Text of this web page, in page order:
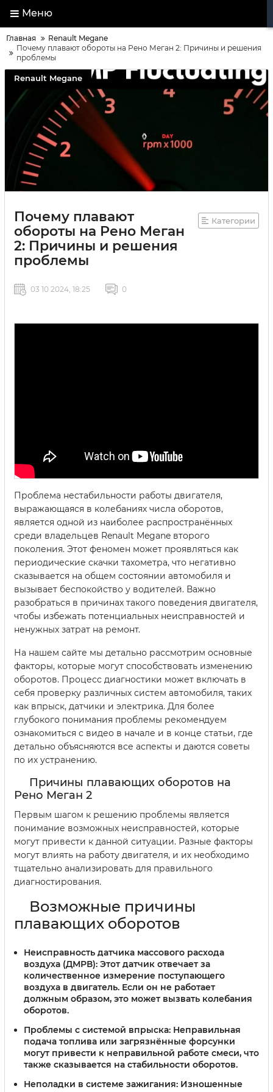
Меню
Главная
Renault Megane
Почему плавают обороты на Рено Меган 2: Причины и решения
проблемы
Renault Megane
Почему плавают
обороты на Рено Меган
2: Причины и решения
проблемы
Категории
03 10 2024, 18:25 0
Проблема нестабильности работы двигателя,
выражающаяся в колебаниях числа оборотов,
является одной из наиболее распространённых
среди владельцев Renault Megane второго
поколения. Этот феномен может проявляться как
периодические скачки тахометра, что негативно
сказывается на общем состоянии автомобиля и
вызывает беспокойство у водителей. Важно
разобраться в причинах такого поведения двигателя,
чтобы избежать потенциальных неисправностей и
ненужных затрат на ремонт.
На нашем сайте мы детально рассмотрим основные
факторы, которые могут способствовать изменению
оборотов. Процесс диагностики может включать в
себя проверку различных систем автомобиля, таких
как впрыск, датчики и электрика. Для более
глубокого понимания проблемы рекомендуем
ознакомиться с видео в начале и в конце статьи, где
детально объясняются все аспекты и даются советы
по их устранению.
Причины плавающих оборотов на
Рено Меган 2
Первым шагом к решению проблемы является
понимание возможных неисправностей, которые
могут привести к данной ситуации. Разные факторы
могут влиять на работу двигателя, и их необходимо
тщательно анализировать для правильного
диагностирования.
Возможные причины
плавающих оборотов
Неисправность датчика массового расхода
воздуха (ДМРВ): Этот датчик отвечает за
количественное измерение поступающего
воздуха в двигатель. Если он не работает
должным образом, это может вызвать колебания
оборотов.
Проблемы с системой впрыска: Неправильная
подача топлива или загрязнённые форсунки
могут привести к неправильной работе смеси, что
также сказывается на стабильности оборотов.
Неполадки в системе зажигания: Изношенные